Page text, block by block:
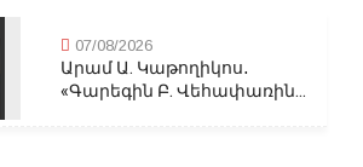
07/08/2026
Արամ Ա. Կաթողիկոս․
«Գարեգին Բ. Վեհափառին...